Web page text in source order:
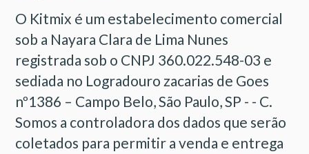
O Kitmix é um estabelecimento comercial
sob a Nayara Clara de Lima Nunes
registrada sob o CNPJ 360.022.548-03 e
sediada no Logradouro zacarias de Goes
nº1386 – Campo Belo, São Paulo, SP - - C.
Somos a controladora dos dados que serão
coletados para permitir a venda e entrega